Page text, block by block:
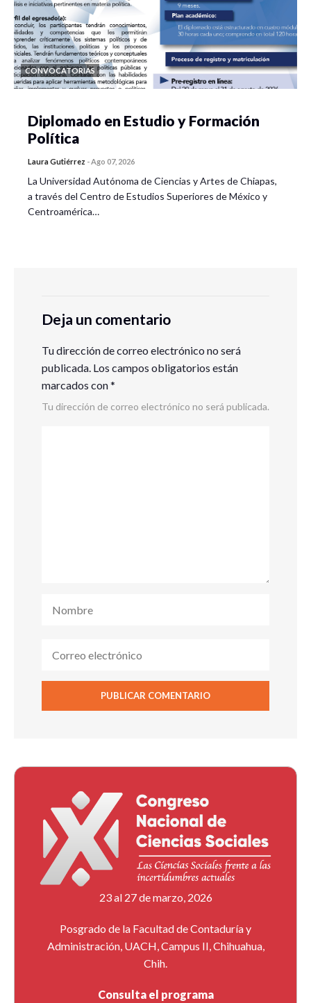
CONVOCATORIAS
Diplomado en Estudio y Formación
Política
Laura Gutiérrez -Ago 07, 2026
La Universidad Autónoma de Ciencias y Artes de Chiapas,
a través del Centro de Estudios Superiores de México y
Centroamérica…
Deja un comentario
Tu dirección de correo electrónico no será
publicada. Los campos obligatorios están
marcados con*
Tu dirección de correo electrónico no será publicada.
23 al 27 de marzo, 2026
Posgrado de la Facultad de Contaduría y
Administración, UACH, Campus II, Chihuahua,
Chih.
Consulta el programa